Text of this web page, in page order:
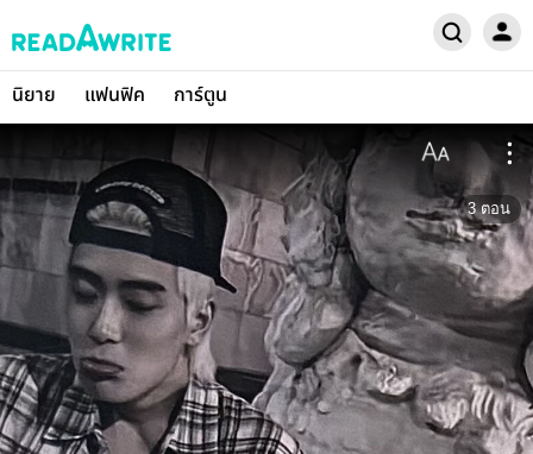
นิยาย แฟนฟิค การ์ตูน
3 ตอน